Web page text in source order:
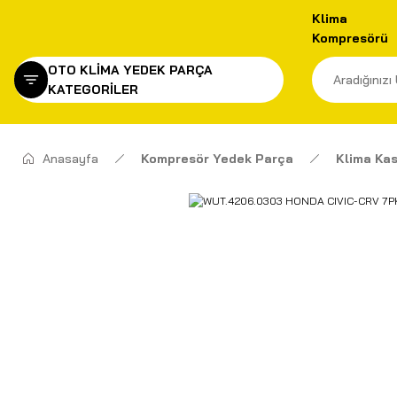
Klima
Kompresörü
OTO KLİMA YEDEK PARÇA
KATEGORİLER
Anasayfa Kompresör Yedek Parça Klima